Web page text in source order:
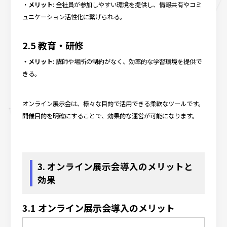
・ メリット: 全社員が参加しやすい環境を提供し、情報共有やコミ
ュニケーション活性化に繋げられる。
2.5 教育・研修
・メリット: 講師や場所の制約がなく、効率的な学習環境を提供で
きる。
オンライン展示会は、様々な目的で活用できる柔軟なツールです。
開催目的を明確にすることで、効果的な運営が可能になります。
3. オンライン展示会導入のメリットと
効果
3.1 オンライン展示会導入のメリット